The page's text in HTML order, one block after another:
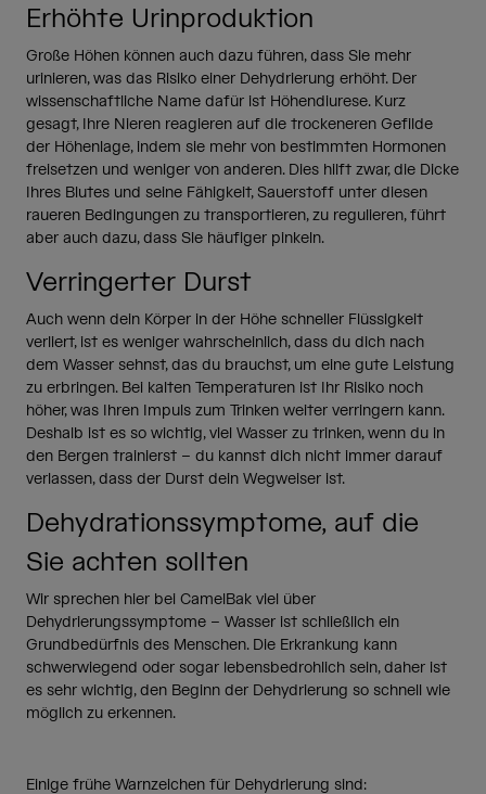
Erhöhte Urinproduktion
Große Höhen können auch dazu führen, dass Sie mehr
urinieren, was das Risiko einer Dehydrierung erhöht. Der
wissenschaftliche Name dafür ist Höhendiurese. Kurz
gesagt, Ihre Nieren reagieren auf die trockeneren Gefilde
der Höhenlage, indem sie mehr von bestimmten Hormonen
freisetzen und weniger von anderen. Dies hilft zwar, die Dicke
Ihres Blutes und seine Fähigkeit, Sauerstoff unter diesen
raueren Bedingungen zu transportieren, zu regulieren, führt
aber auch dazu, dass Sie häufiger pinkeln.
Verringerter Durst
Auch wenn dein Körper in der Höhe schneller Flüssigkeit
verliert, ist es weniger wahrscheinlich, dass du dich nach
dem Wasser sehnst, das du brauchst, um eine gute Leistung
zu erbringen. Bei kalten Temperaturen ist Ihr Risiko noch
höher, was Ihren Impuls zum Trinken weiter verringern kann.
Deshalb ist es so wichtig, viel Wasser zu trinken, wenn du in
den Bergen trainierst – du kannst dich nicht immer darauf
verlassen, dass der Durst dein Wegweiser ist.
Dehydrationssymptome, auf die
Sie achten sollten
Wir sprechen hier bei CamelBak viel über
Dehydrierungssymptome – Wasser ist schließlich ein
Grundbedürfnis des Menschen. Die Erkrankung kann
schwerwiegend oder sogar lebensbedrohlich sein, daher ist
es sehr wichtig, den Beginn der Dehydrierung so schnell wie
möglich zu erkennen.
Einige frühe Warnzeichen für Dehydrierung sind: